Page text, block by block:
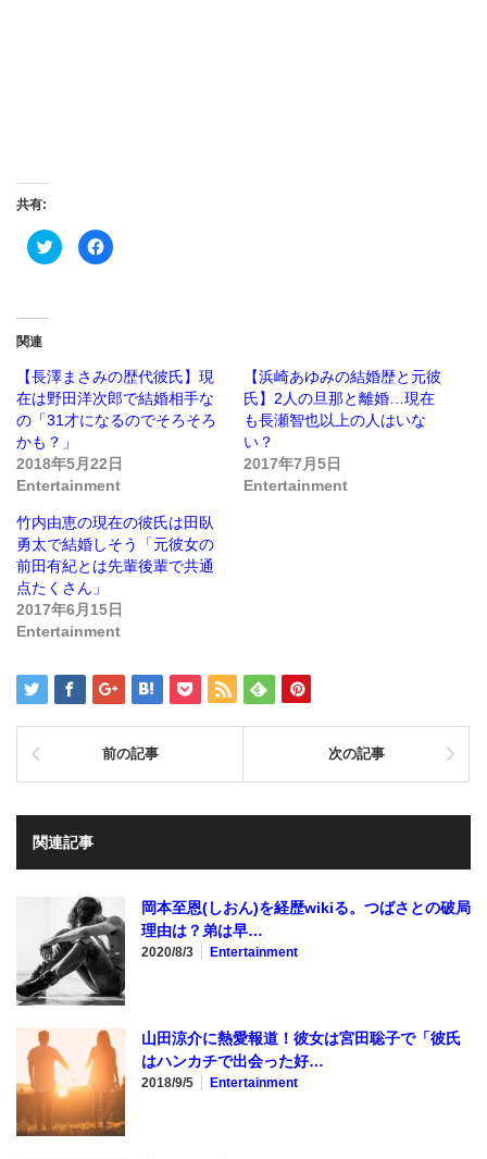
共有:
ク
リ
(新
し
い
ウ
ィ
ン
ド
ウ
で
開
ま
す)
Facebook
で
ッ
ク
し
て
く
さ
い
(新
し
ウ
ィ
ン
ド
ウ
き
ま
す)
関連
【長澤まさみの歴代彼氏】現
在は野田洋次郎で結婚相手な
の「31才になるのでそろそろ
かも？」
2018年5月22日
Entertainment
【浜崎あゆみの結婚歴と元彼
氏】2人の旦那と離婚…現在
も長瀬智也以上の人はいな
い？
2017年7月5日
Entertainment
竹内由恵の現在の彼氏は田臥
勇太で結婚しそう「元彼女の
前田有紀とは先輩後輩で共通
点たくさん」
2017年6月15日
Entertainment
前の記事 次の記事
関連記事
岡本至恩(しおん)を経歴wikiる。つばさとの破局
理由は？弟は早…
2020/8/3 Entertainment
山田涼介に熱愛報道！彼女は宮田聡子で「彼氏
はハンカチで出会った好…
2018/9/5 Entertainment